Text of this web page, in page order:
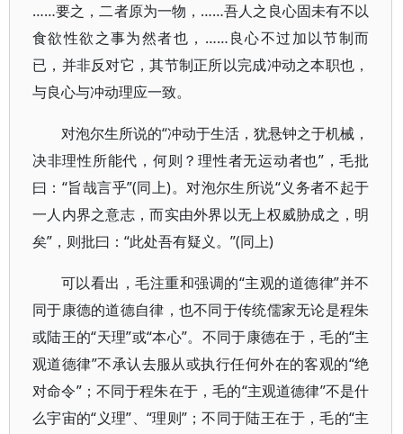
……要之，二者原为一物，……吾人之良心固未有不以
食欲性欲之事为然者也，……良心不过加以节制而
已，并非反对它，其节制正所以完成冲动之本职也，
与良心与冲动理应一致。
对泡尔生所说的“冲动于生活，犹悬钟之于机械，
决非理性所能代，何则？理性者无运动者也”，毛批
曰：“旨哉言乎”(同上)。对泡尔生所说“义务者不起于
一人内界之意志，而实由外界以无上权威胁成之，明
矣”，则批曰：“此处吾有疑义。”(同上)
可以看出，毛注重和强调的“主观的道德律”并不
同于康德的道德自律，也不同于传统儒家无论是程朱
或陆王的“天理”或“本心”。不同于康德在于，毛的“主
观道德律”不承认去服从或执行任何外在的客观的“绝
对命令”；不同于程朱在于，毛的“主观道德律”不是什
么宇宙的“义理”、“理则”；不同于陆王在于，毛的“主